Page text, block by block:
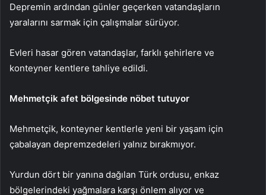
Depremin ardından günler geçerken vatandaşların
yaralarını sarmak için çalışmalar sürüyor.
Evleri hasar gören vatandaşlar, farklı şehirlere ve
konteyner kentlere tahliye edildi.
Mehmetçik afet bölgesinde nöbet tutuyor
Mehmetçik, konteyner kentlerle yeni bir yaşam için
çabalayan depremzedeleri yalnız bırakmıyor.
Yurdun dört bir yanına dağılan Türk ordusu, enkaz
bölgelerindeki yağmalara karşı önlem alıyor ve